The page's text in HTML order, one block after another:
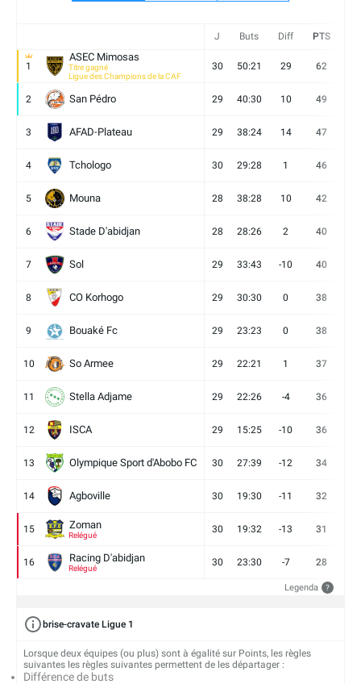
J Buts Diff PTS
1
ASEC Mimosas
Titre gagné
Ligue des Champions de la CAF
30 50:21 29 62
2 San Pédro 29 40:30 10 49
3 AFAD-Plateau 29 38:24 14 47
4 Tchologo 30 29:28 1 46
5 Mouna 28 38:28 10 42
6 Stade D'abidjan 28 28:26 2 40
7 Sol 29 33:43 -10 40
8 CO Korhogo 29 30:30 0 38
9 Bouaké Fc 29 23:23 0 38
10 So Armee 29 22:21 1 37
11 Stella Adjame 29 22:26 -4 36
12 ISCA 29 15:25 -10 36
13 Olympique Sport d'Abobo FC 30 27:39 -12 34
14 Agboville 30 19:30 -11 32
15 Zoman
Relégué
30 19:32 -13 31
16 Racing D'abidjan
Relégué
30 23:30 -7 28
Legenda ?
brise-cravate Ligue 1
Lorsque deux équipes (ou plus) sont à égalité sur Points, les règles
suivantes les règles suivantes permettent de les départager :
Différence de buts